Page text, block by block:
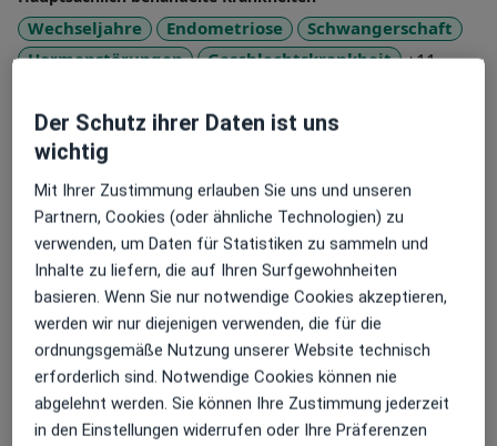
Wechseljahre Endometriose
Schwangerschaft
Hormonstörungen
Geschlechtskrankheit +11
Patienten, die ich behandle
Erwachsene
Konsultationsformate
PersönlichStandorte anzeigen (1)
Fotos und Videos
Der Schutz ihrer Daten ist uns
wichtig
Mit Ihrer Zustimmung erlauben Sie uns und unseren
Partnern, Cookies (oder ähnliche Technologien) zu
verwenden, um Daten für Statistiken zu sammeln und
Inhalte zu liefern, die auf Ihren Surfgewohnheiten
basieren. Wenn Sie nur notwendige Cookies akzeptieren,
werden wir nur diejenigen verwenden, die für die
ordnungsgemäße Nutzung unserer Website technisch
erforderlich sind. Notwendige Cookies können nie
abgelehnt werden. Sie können Ihre Zustimmung jederzeit
in den Einstellungen widerrufen oder Ihre Präferenzen